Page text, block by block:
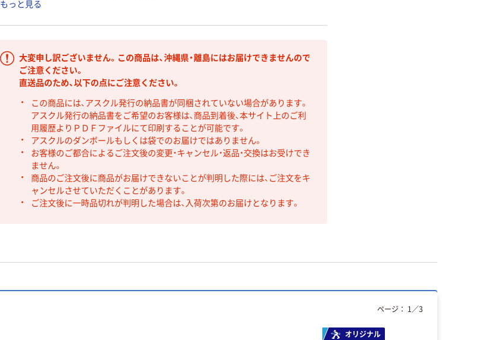
もっと見る
大変申し訳ございません。この商品は、沖縄県・離島にはお届けできませんので
ご注意ください。
直送品のため、以下の点にご注意ください。
この商品には、アスクル発行の納品書が同梱されていない場合があります。
アスクル発行の納品書をご希望のお客様は、商品到着後、本サイト上のご利
用履歴よりＰＤＦファイルにて印刷することが可能です。
アスクルのダンボールもしくは袋でのお届けではありません。
お客様のご都合によるご注文後の変更・キャンセル・返品・交換はお受けでき
ません。
商品のご注文後に商品がお届けできないことが判明した際には、ご注文をキ
ャンセルさせていただくことがあります。
ご注文後に一時品切れが判明した場合は、入荷次第のお届けとなります。
オリジナル
ページ： 1 ／3